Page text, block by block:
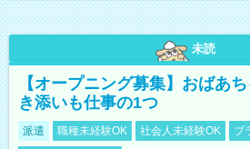
未読
【オープニング募集】おばあ
き添いも仕事の1つ
派遣 職種未経験OK 社会人未経験OK
ブ